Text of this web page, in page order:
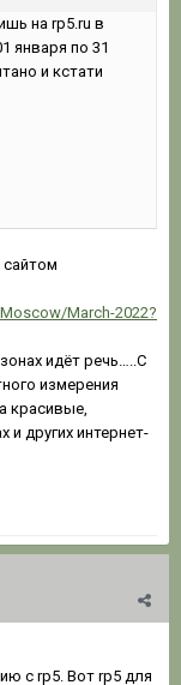
на rp5.ru в
января по 31
и кстати
March-2022?
идёт речь…..С
измерения
красивые,
и других интернет-
с rp5. Вот rp5 для